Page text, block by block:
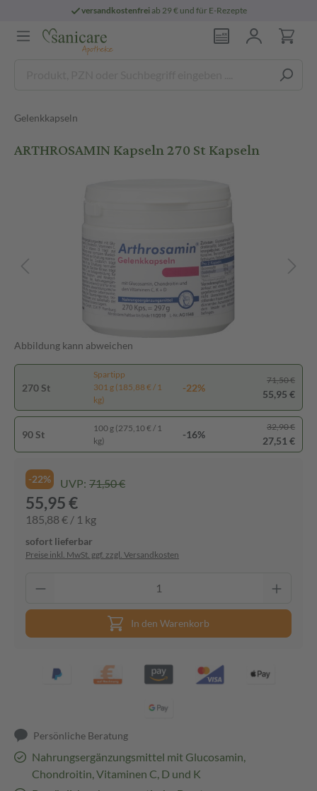
versandkostenfreiab 29 € und für E-Rezepte
Gelenkkapseln
ARTHROSAMIN Kapseln 270 St Kapseln
Abbildung kann abweichen
270 St
Spartipp
301 g (185,88 € / 1
kg)
-22%
71,50 €
55,95 €
90 St
100 g (275,10 € / 1
kg)
-16%
32,90 €
27,51 €
-22% UVP: 71,50 €
55,95 €
185,88 € / 1 kg
sofort lieferbar
Preise inkl. MwSt. ggf. zzgl. Versandkosten
In den Warenkorb
Persönliche Beratung
Nahrungsergänzungsmittel mit Glucosamin,
Chondroitin, Vitaminen C, D und K